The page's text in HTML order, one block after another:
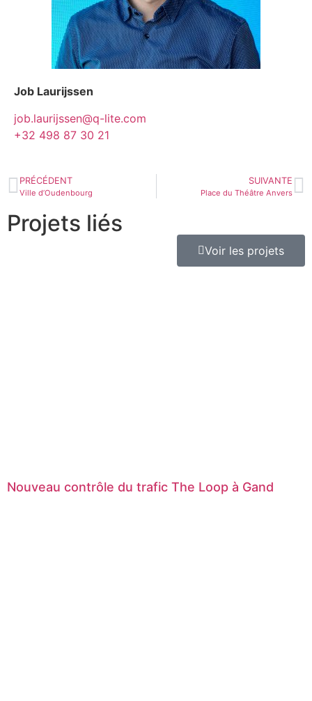
Job Laurijssen
job.laurijssen@q-lite.com
+32 498 87 30 21
PRÉCÉDENT
Ville d’Oudenbourg
SUIVANTE
Place du Théâtre Anvers
Projets liés
Voir les projets
Nouveau contrôle du trafic The Loop à Gand